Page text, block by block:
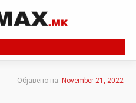
Објавено на: November 21, 2022